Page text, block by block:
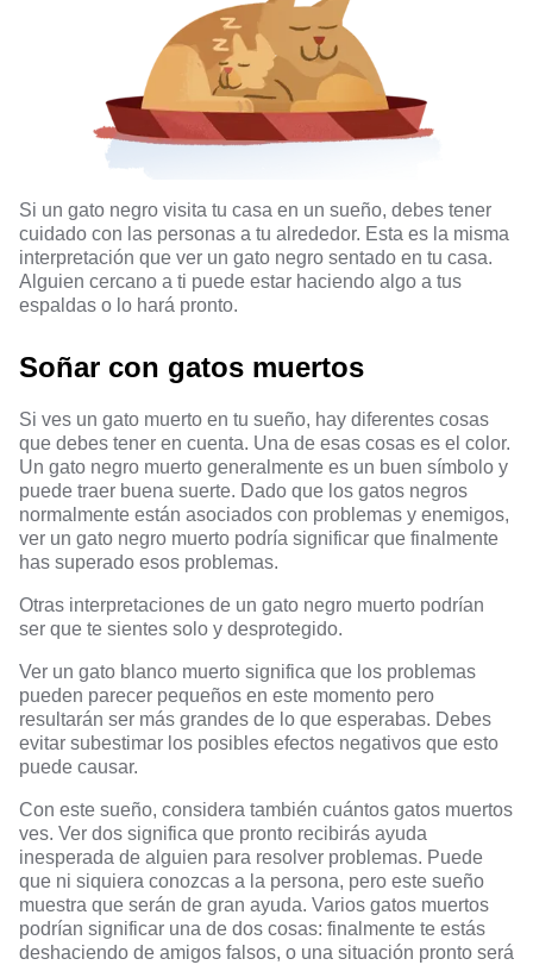
Si un gato negro visita tu casa en un sueño, debes tener
cuidado con las personas a tu alrededor. Esta es la misma
interpretación que ver un gato negro sentado en tu casa.
Alguien cercano a ti puede estar haciendo algo a tus
espaldas o lo hará pronto.
Soñar con gatos muertos
Si ves un gato muerto en tu sueño, hay diferentes cosas
que debes tener en cuenta. Una de esas cosas es el color.
Un gato negro muerto generalmente es un buen símbolo y
puede traer buena suerte. Dado que los gatos negros
normalmente están asociados con problemas y enemigos,
ver un gato negro muerto podría significar que finalmente
has superado esos problemas.
Otras interpretaciones de un gato negro muerto podrían
ser que te sientes solo y desprotegido.
Ver un gato blanco muerto significa que los problemas
pueden parecer pequeños en este momento pero
resultarán ser más grandes de lo que esperabas. Debes
evitar subestimar los posibles efectos negativos que esto
puede causar.
Con este sueño, considera también cuántos gatos muertos
ves. Ver dos significa que pronto recibirás ayuda
inesperada de alguien para resolver problemas. Puede
que ni siquiera conozcas a la persona, pero este sueño
muestra que serán de gran ayuda. Varios gatos muertos
podrían significar una de dos cosas: finalmente te estás
deshaciendo de amigos falsos, o una situación pronto será